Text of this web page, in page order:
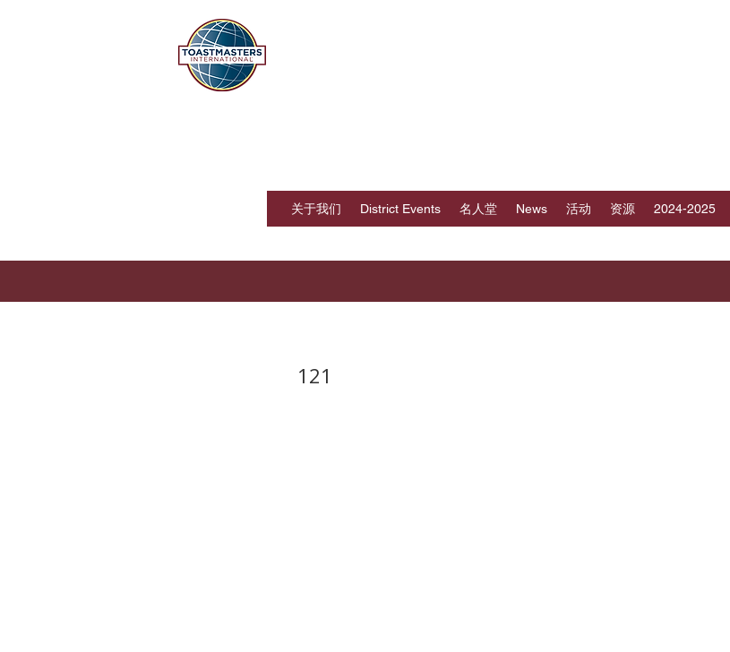
关于我们 District Events 名人堂 News 活动 资源 2024-2025
121